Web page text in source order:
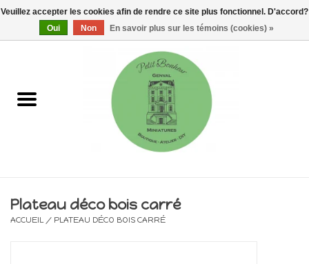
0 Articles - €0,00
Maisons, vitrines & kits
Electricité
Plateau déco bois carré
ACCUEIL / PLATEAU DÉCO BOIS CARRÉ
Veuillez accepter les cookies afin de rendre ce site plus fonctionnel. D'accord?
Oui
Non En savoir plus sur les témoins (cookies) »